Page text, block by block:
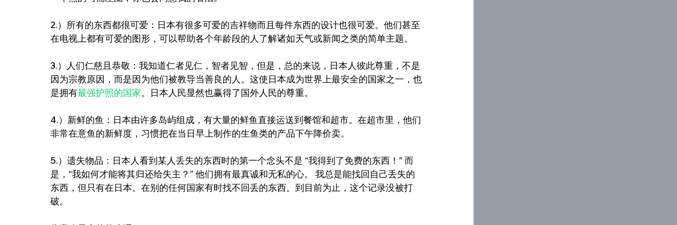
2.）所有的东西都很可爱：日本有很多可爱的吉祥物而且每件东西的设计也很可爱。他们甚至
在电视上都有可爱的图形，可以帮助各个年龄段的人了解诸如天气或新闻之类的简单主题。
3.）人们仁慈且恭敬：我知道仁者见仁，智者见智，但是，总的来说，日本人彼此尊重，不是
因为宗教原因，而是因为他们被教导当善良的人。这使日本成为世界上最安全的国家之一，也
是拥有最强护照的国家。日本人民显然也赢得了国外人民的尊重。
4.）新鲜的鱼：日本由许多岛屿组成，有大量的鲜鱼直接运送到餐馆和超市。在超市里，他们
非常在意鱼的新鲜度，习惯把在当日早上制作的生鱼类的产品下午降价卖。
5.）遗失物品：日本人看到某人丢失的东西时的第一个念头不是 “我得到了免费的东西！” 而
是，“我如何才能将其归还给失主？” 他们拥有最真诚和无私的心。 我总是能找回自己丢失的
东西，但只有在日本。在别的任何国家有时找不回丢的东西。到目前为止，这个记录没被打
破。